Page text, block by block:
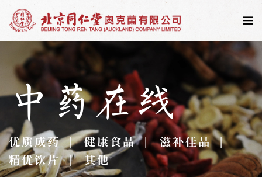
中药在线
优质成药 健康食品
滋补佳品
精优饮片
其他